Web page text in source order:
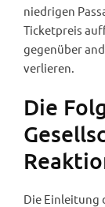
niedrigen
Ticketpreis
gegenüber
verlieren.
Die
Die Einleitung